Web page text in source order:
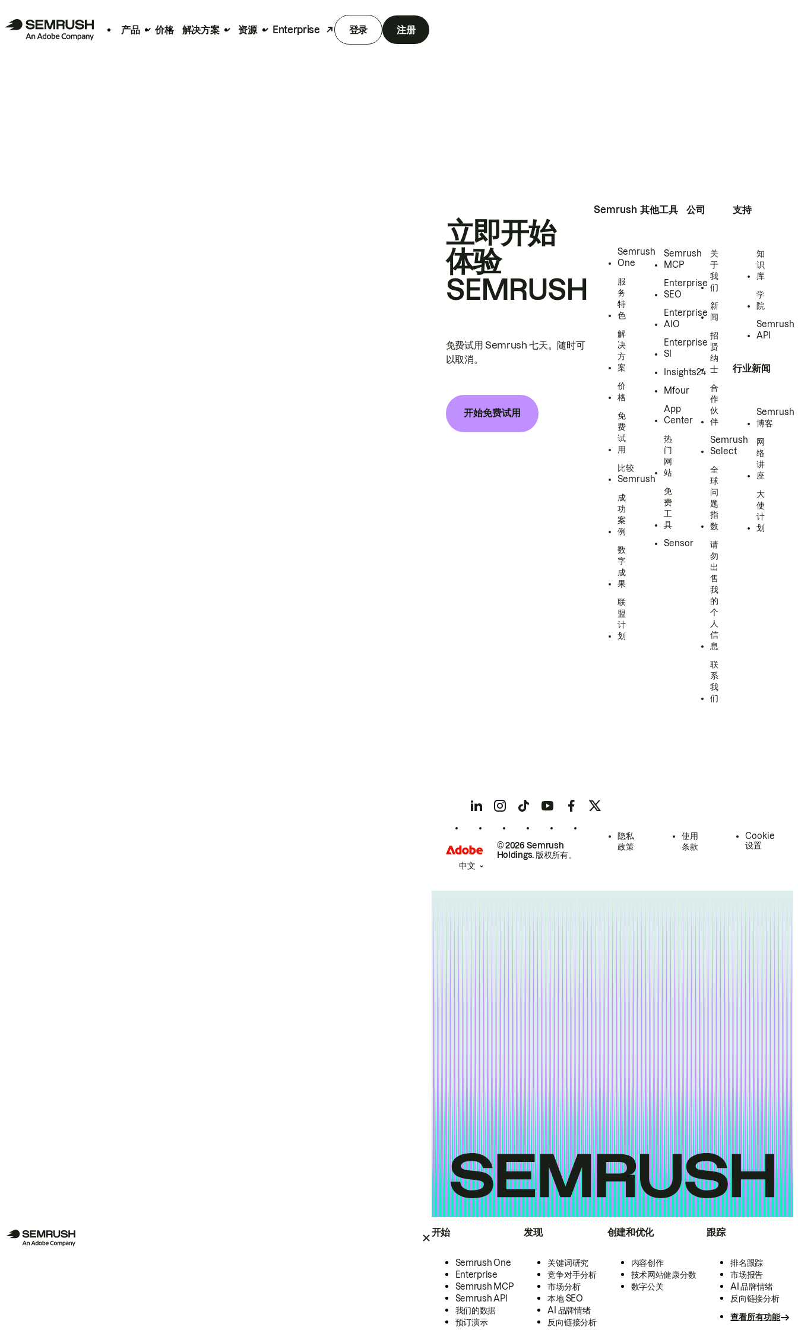
产品 价格 解决方案 资源 Enterprise 登录 注册
开始
Semrush One
Enterprise
Semrush MCP
Semrush API
我们的数据
预订演示
发现
关键词研究
竞争对手分析
市场分析
本地 SEO
AI 品牌情绪
反向链接分析
创建和优化
内容创作
技术网站健康分数
数字公关
跟踪
排名跟踪
市场报告
AI 品牌情绪
反向链接分析
查看所有功能
立即开始
体验
SEMRUSH
免费试用 Semrush 七天。随时可
以取消。
开始免费试用
Semrush
Semrush
One
服
务
特
色
解
决
方
案
价
格
免
费
试
用
比较
Semrush
成
功
案
例
数
字
成
果
联
盟
计
划
其他工具
Semrush
MCP
Enterprise
SEO
Enterprise
AIO
Enterprise
SI
Insights24
Mfour
App
Center
热
门
网
站
免
费
工
具
Sensor
公司
关
于
我
们
新
闻
招
贤
纳
士
合
作
伙
伴
Semrush
Select
全
球
问
题
指
数
请
勿
出
售
我
的
个
人
信
息
联
系
我
们
支持
知
识
库
学
院
Semrush
API
行业新闻
Semrush
博客
网
络
讲
座
大
使
计
划
© 2026 Semrush
Holdings. 版权所有。
隐私
政策
使用
条款
Cookie
设置
中文